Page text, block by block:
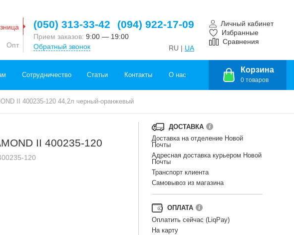
Опт
(050) 313-33-42 (094) 922-17-09
Прием заказов: 9:00 — 19:00
Обратный звонок
RU | UA
Личный кабинет
Избранные
Сравнения
Сотрудничество Статьи Контакты О нас
Корзина
0 товаров
II 400235-120 44,2л черный-оранжевый
II 400235-120
120
ДОСТАВКА
Доставка на отделение Новой
Почты
Адресная доставка курьером Новой
Почты
Транспорт клиента
Самовывоз из магазина
ОПЛАТА
Оплатить сейчас (LiqPay)
На карту